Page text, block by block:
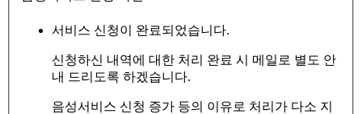
서비스 신청이 완료되었습니다.
신청하신 내역에 대한 처리 완료 시 메일로 별도 안
내 드리도록 하겠습니다.
음성서비스 신청 증가 등의 이유로 처리가 다소 지